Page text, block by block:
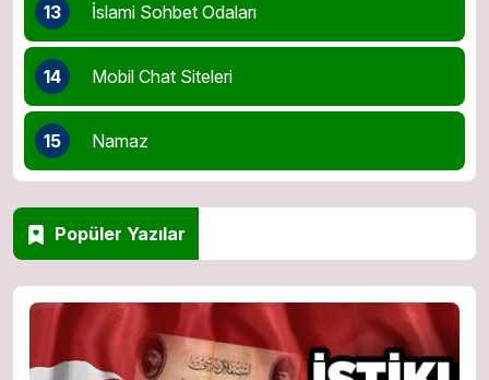
13 İslami Sohbet Odaları
14 Mobil Chat Siteleri
15 Namaz
Popüler Yazılar